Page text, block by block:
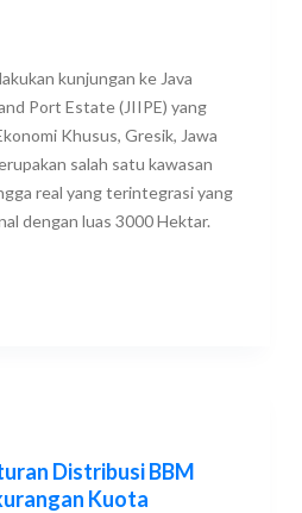
kunjungan ke Java
Port Estate (JIIPE) yang
Khusus, Gresik, Jawa
salah satu kawasan
real yang terintegrasi yang
dengan luas 3000 Hektar.
Distribusi BBM
Kuota